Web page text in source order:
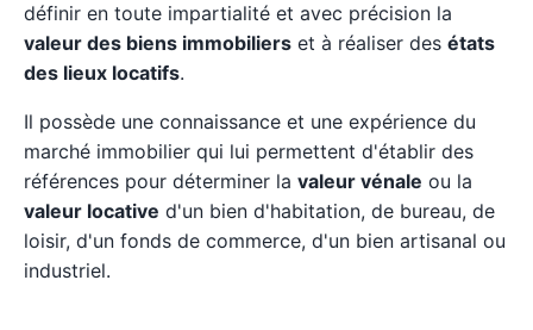
définir en toute impartialité et avec précision la
valeur des biens immobiliers et à réaliser des états
des lieux locatifs.
Il possède une connaissance et une expérience du
marché immobilier qui lui permettent d'établir des
références pour déterminer la valeur vénale ou la
valeur locative d'un bien d'habitation, de bureau, de
loisir, d'un fonds de commerce, d'un bien artisanal ou
industriel.